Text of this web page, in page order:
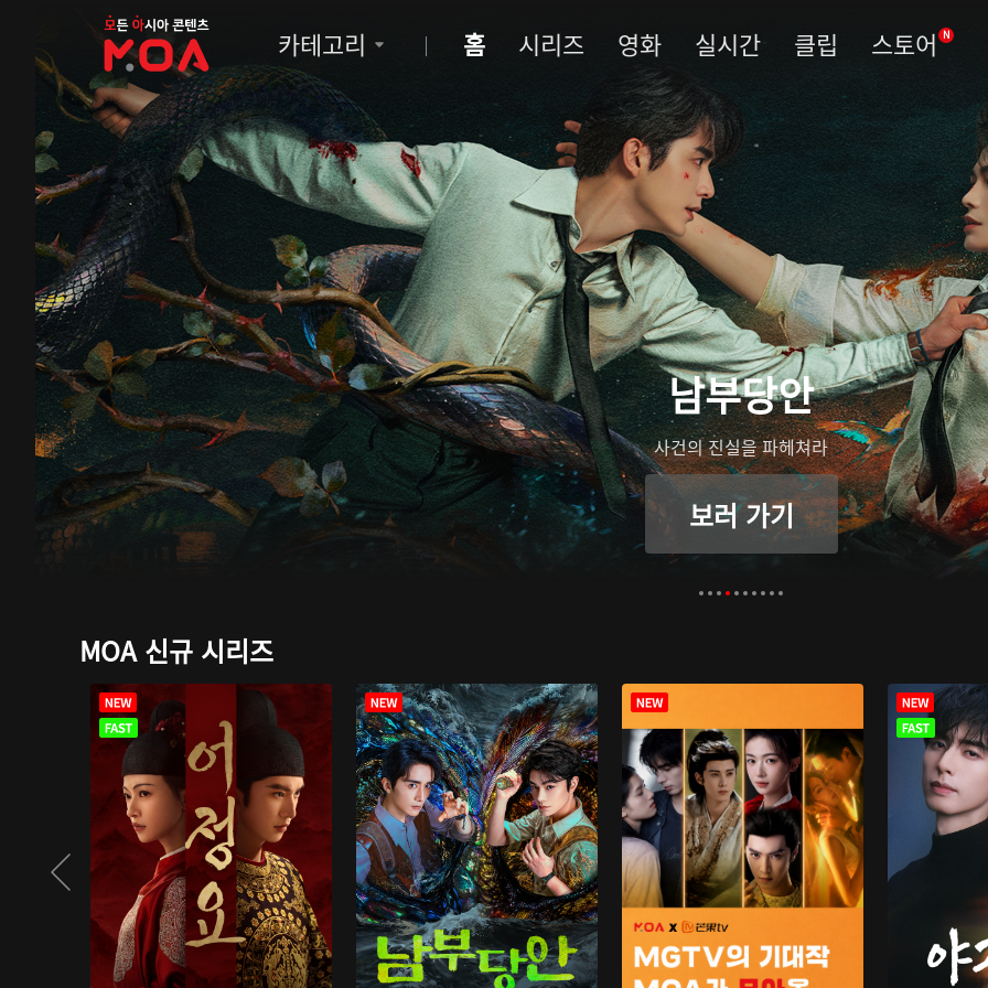
MOA
카테고리 홈 시리즈 영화 실시간 클립 스토어 N
남부당안
사건의 진실을 파헤쳐라
보러 가기
MOA 신규 시리즈